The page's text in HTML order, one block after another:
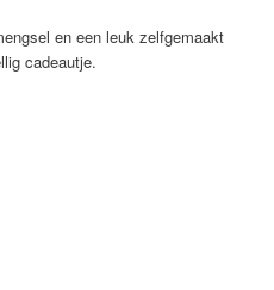
en een leuk zelfgemaakt
cadeautje.